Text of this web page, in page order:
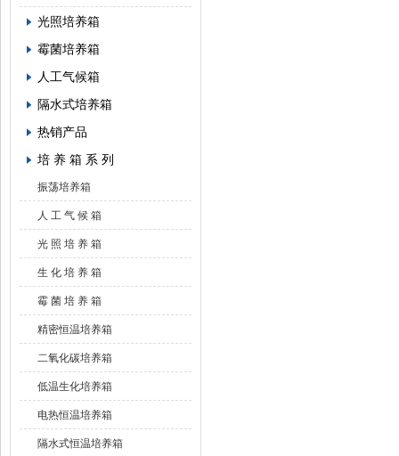
光照培养箱
霉菌培养箱
人工气候箱
隔水式培养箱
热销产品
培 养 箱 系 列
振荡培养箱
人 工 气 候 箱
光 照 培 养 箱
生 化 培 养 箱
霉 菌 培 养 箱
精密恒温培养箱
二氧化碳培养箱
低温生化培养箱
电热恒温培养箱
隔水式恒温培养箱